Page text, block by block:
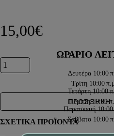
15,00€
Inspired by ΣΑΠΟΥΝΙ - THE
ΠΡΟΣΘΗΚΗ
ΣΧΕΤΙΚΑ ΠΡΟΪΟΝΤΑ
ΩΡΑΡΙΟ
Δευτέρα 10:00
Τρίτη 10:00
Τετάρτη10:00
Πέμπτη10:00
Παρασκευή
Σάββατο 10:00